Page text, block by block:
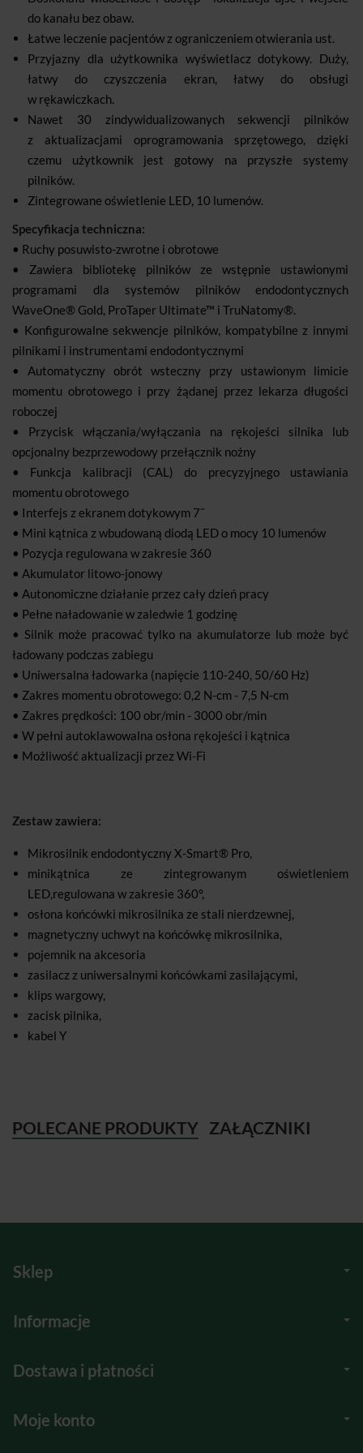
do kanału bez obaw.
Łatwe leczenie pacjentów z ograniczeniem otwierania ust.
Przyjazny dla użytkownika wyświetlacz dotykowy. Duży,
łatwy do czyszczenia ekran, łatwy do obsługi
w rękawiczkach.
Nawet 30 zindywidualizowanych sekwencji pilników
z aktualizacjami oprogramowania sprzętowego, dzięki
czemu użytkownik jest gotowy na przyszłe systemy
pilników.
Zintegrowane oświetlenie LED, 10 lumenów.
Specyfikacja techniczna:
• Ruchy posuwisto-zwrotne i obrotowe
• Zawiera bibliotekę pilników ze wstępnie ustawionymi
programami dla systemów pilników endodontycznych
WaveOne® Gold, ProTaper Ultimate™ i TruNatomy®.
• Konfigurowalne sekwencje pilników, kompatybilne z innymi
pilnikami i instrumentami endodontycznymi
• Automatyczny obrót wsteczny przy ustawionym limicie
momentu obrotowego i przy żądanej przez lekarza długości
roboczej
• Przycisk włączania/wyłączania na rękojeści silnika lub
opcjonalny bezprzewodowy przełącznik nożny
• Funkcja kalibracji (CAL) do precyzyjnego ustawiania
momentu obrotowego
• Interfejs z ekranem dotykowym 7˝
• Mini kątnica z wbudowaną diodą LED o mocy 10 lumenów
• Pozycja regulowana w zakresie 360
• Akumulator litowo-jonowy
• Autonomiczne działanie przez cały dzień pracy
• Pełne naładowanie w zaledwie 1 godzinę
• Silnik może pracować tylko na akumulatorze lub może być
ładowany podczas zabiegu
• Uniwersalna ładowarka (napięcie 110-240, 50/60 Hz)
• Zakres momentu obrotowego: 0,2 N-cm - 7,5 N-cm
• Zakres prędkości: 100 obr/min - 3000 obr/min
• W pełni autoklawowalna osłona rękojeści i kątnica
• Możliwość aktualizacji przez Wi-Fi
Zestaw zawiera:
Mikrosilnik endodontyczny X-Smart® Pro,
minikątnica ze zintegrowanym oświetleniem
LED,regulowana w zakresie 360°,
osłona końcówki mikrosilnika ze stali nierdzewnej,
magnetyczny uchwyt na końcówkę mikrosilnika,
pojemnik na akcesoria
zasilacz z uniwersalnymi końcówkami zasilającymi,
klips wargowy,
zacisk pilnika,
kabel Y
POLECANE PRODUKTY ZAŁĄCZNIKI
Sklep
Informacje
Dostawa i płatności
Moje konto